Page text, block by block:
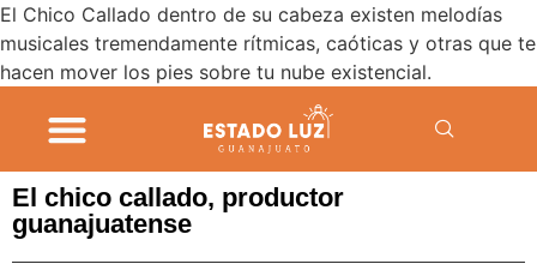
El Chico Callado dentro de su cabeza existen melodías
musicales tremendamente rítmicas, caóticas y otras que te
hacen mover los pies sobre tu nube existencial.
El chico callado, productor
guanajuatense